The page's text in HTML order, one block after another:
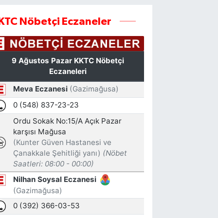
Nöbetçi Eczaneler